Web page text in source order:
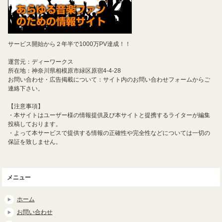
サービス開始から２年半で1000万PV達成！！
運営元：ディーワークス
所在地：神奈川県相模原市緑区原宿4-4-28
お問い合わせ・広告掲載について：サイト内のお問い合わせフォームからご
連絡下さい。
【注意事項】
・本サイトはユーザー様の情報提供及び本サイトと提携するライターが編集
投稿しております。
・よって本サービスで提供する情報の正確性や完全性などについては一切の
保証を致しません。
メニュー
ホーム
お問い合わせ